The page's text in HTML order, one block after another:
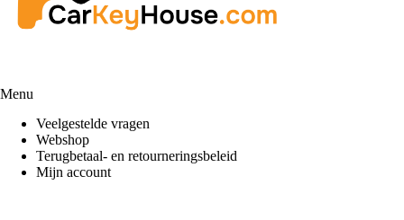
Menu
Veelgestelde vragen
Webshop
Terugbetaal- en retourneringsbeleid
Mijn account